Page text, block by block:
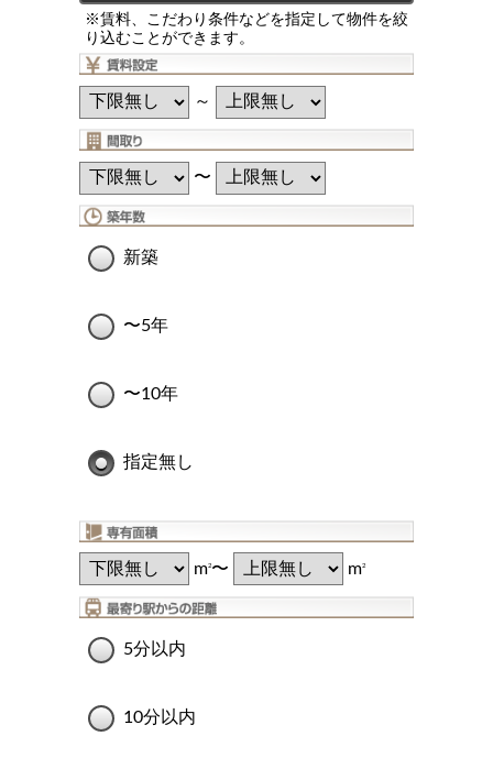
※賃料、こだわり条件などを指定して物件を絞
り込むことができます。
～
〜
新築
〜5年
〜10年
指定無し
m2〜 m2
5分以内
10分以内